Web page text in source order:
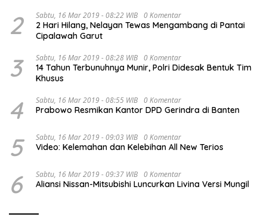
2 Sabtu, 16 Mar 2019 - 08:22 WIB 0 Komentar
2 Hari Hilang, Nelayan Tewas Mengambang di Pantai
Cipalawah Garut
3 Sabtu, 16 Mar 2019 - 08:28 WIB 0 Komentar
14 Tahun Terbunuhnya Munir, Polri Didesak Bentuk Tim
Khusus
4 Sabtu, 16 Mar 2019 - 08:55 WIB 0 Komentar
Prabowo Resmikan Kantor DPD Gerindra di Banten
5 Sabtu, 16 Mar 2019 - 09:03 WIB 0 Komentar
Video: Kelemahan dan Kelebihan All New Terios
6 Sabtu, 16 Mar 2019 - 09:37 WIB 0 Komentar
Aliansi Nissan-Mitsubishi Luncurkan Livina Versi Mungil